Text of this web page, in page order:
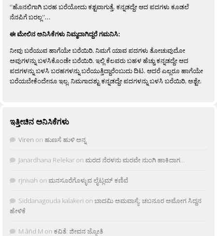
“ಹೊನಲಿಗಾಗಿ ಬರಹ ಬರೆಯೋದು ಕಶ್ಟವಾಗುತ್ತೆ. ಕನ್ನಡದ್ದೇ ಆದ ಪದಗಳು ಕೂಡಲೆ
ನೆನಪಿಗೆ ಬರಲ್ಲ”…
ಈ ಮೇಲಿನ ಅನಿಸಿಕೆಗಳು ನಿಮ್ಮದಾಗಿದ್ದರೆ ಗಮನಿಸಿ:
ನೀವು ಬರೆಯುವ ಹಾಗೆಯೇ ಬರೆಯಿರಿ. ನಿಮಗೆ ಯಾವ ಪದಗಳು ತೋಚುವುದೋ
ಅವುಗಳನ್ನು ಬಳಸಿಕೊಂಡೇ ಬರೆಯಿರಿ. ಇಲ್ಲಿ ಕೆಲವರು ಬಹಳ ಹೆಚ್ಚು ಕನ್ನಡದ್ದೇ ಆದ
ಪದಗಳನ್ನು ಬಳಸಿ ಬರಹಗಳನ್ನು ಬರೆಯುತ್ತಿದ್ದಾರೆಂಬುದು ದಿಟ. ಆದರೆ ಎಲ್ಲರೂ ಹಾಗೆಯೇ
ಬರೆಯಬೇಕೆಂದೇನೂ ಇಲ್ಲ. ನಿಮಗಾದಶ್ಟು ಕನ್ನಡದ್ದೇ ಪದಗಳನ್ನು ಬಳಸಿ ಬರೆಯಿರಿ, ಅಶ್ಟೇ.
ಇತ್ತೀಚಿನ ಅನಿಸಿಕೆಗಳು
Viren on ಹುಣಸೆ ಹುಳಿ ಅನ್ನ
Janardhana Relekar on ಮರದ ನೆರಳನು ಮರವೇ ನುಂಗಿ ಹಾಕಿದಾಗ…
rjnivah on ಮನಸೂರೆಗೊಳ್ಳುವ ಲೈಟ್ಲಮ್ ಕಣಿವೆ
Siddanagouda kalakeri on ಬಾದಮಿ ಅಮವಾಸ್ಯೆ: ಚಬನೂರ ಅಮೋಗ ಸಿದ್ದನ
ಹೇಳಿಕೆ
M âñd M on ಕವಿತೆ: ಜೀವನ ಜ್ಯೋತಿ